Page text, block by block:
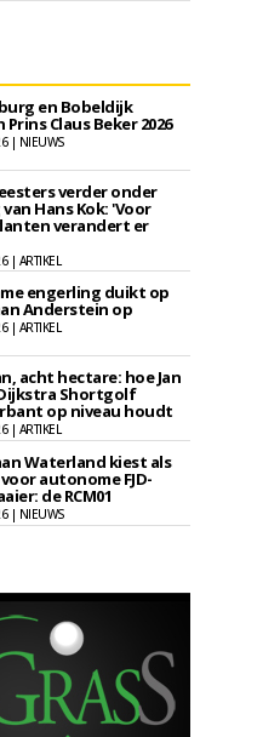
en Bobeldijk
Claus Beker 2026
| NIEUWS
verder onder
Hans Kok: 'Voor
verandert er
| ARTIKEL
engerling duikt op
Anderstein op
| ARTIKEL
acht hectare: hoe Jan
Shortgolf
op niveau houdt
| ARTIKEL
Waterland kiest als
autonome FJD-
de RCM01
| NIEUWS